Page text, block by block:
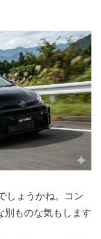
しょうかね。コン
別ものな気もします